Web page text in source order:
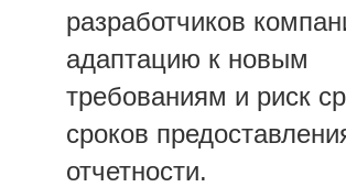
разработчиков
адаптацию к новым
требованиям и риск
сроков
отчетности.